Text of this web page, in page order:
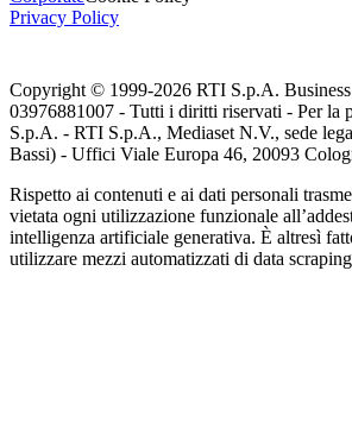
Privacy Policy
Copyright © 1999-2026 RTI S.p.A.
03976881007 - Tutti i diritti riservati - Per la
S.p.A. - RTI S.p.A., Mediaset N.V., sede
Bassi) - Uffici Viale Europa 46, 20093
Rispetto ai contenuti e ai dati personali
vietata ogni utilizzazione funzionale
intelligenza artificiale generativa. È altresì
utilizzare mezzi automatizzati di data